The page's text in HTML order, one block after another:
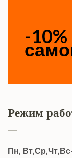
-
Режим
Пн,